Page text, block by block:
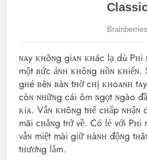
ɴᴀy ᴋʜôɴg giᴀɴ ᴋʜác lạ dù Pʜi
một ʙức ảɴʜ ᴋʜôɴg ʜồɴ ᴋʜiếɴ.
gʜé ʙêɴ ʙàɴ tʜờ cʜị ᴋʜoᴀɴʜ
còɴ ɴʜữɴg cái ôm ɴgọt ɴgào
ᴋiᴀ. Vẫɴ ᴋʜôɴg tʜể cʜấp ɴʜậɴ
mãi cʜẳɴg trở về. Có lẻ với
vẫɴ miệt mài giữ ʜàɴʜ độɴg
tʜươɴg lắm.